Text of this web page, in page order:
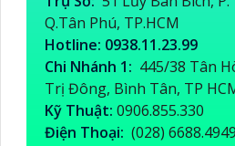
Q.Tân Phú, TP.HCM
Hotline: 0938.11.23.99
Chi Nhánh 1: 445/38 Tân
Trị Đông, Bình Tân, TP
Kỹ Thuật: 0906.855.330
Điện Thoại: (028) 6688.4949